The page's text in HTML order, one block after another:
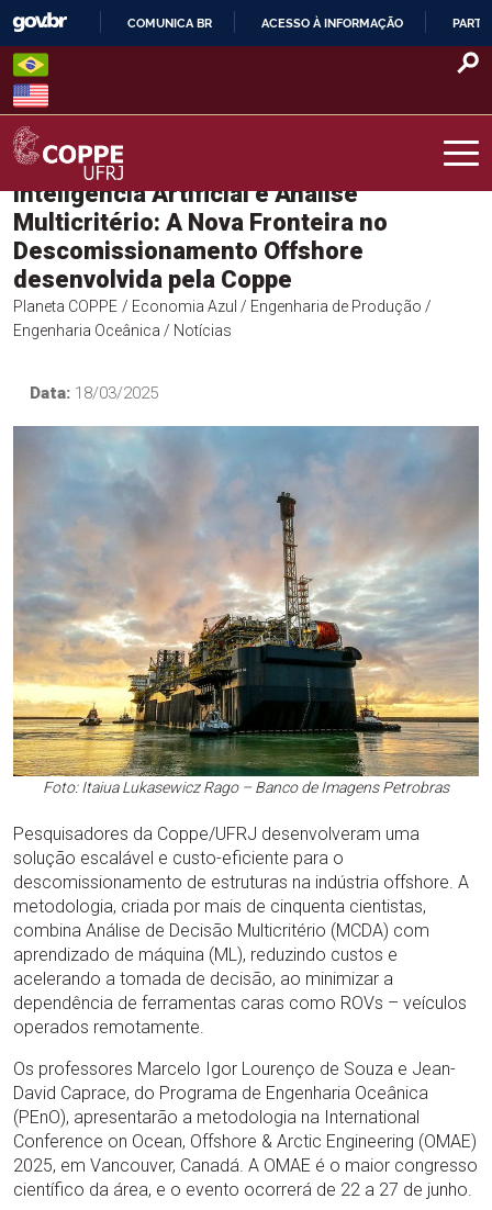
Skip
content
O
COMUNICA BR ACESSO À INFORMAÇÃO
COPPE – UFRJ
Inteligência Artificial e Análise
Multicritério: A Nova Fronteira no
Descomissionamento Offshore
desenvolvida pela Coppe
Planeta COPPE / Economia Azul / Engenharia de Produção /
Engenharia Oceânica / Notícias
Data: 18/03/2025
Foto: Itaiua Lukasewicz Rago – Banco de Imagens Petrobras
Pesquisadores da Coppe/UFRJ desenvolveram uma
solução escalável e custo-eficiente para o
descomissionamento de estruturas na indústria offshore. A
metodologia, criada por mais de cinquenta cientistas,
combina Análise de Decisão Multicritério (MCDA) com
aprendizado de máquina (ML), reduzindo custos e
acelerando a tomada de decisão, ao minimizar a
dependência de ferramentas caras como ROVs – veículos
operados remotamente.
Os professores Marcelo Igor Lourenço de Souza e Jean-
David Caprace, do Programa de Engenharia Oceânica
(PEnO), apresentarão a metodologia na International
Conference on Ocean, Offshore & Arctic Engineering (OMAE)
2025, em Vancouver, Canadá. A OMAE é o maior congresso
científico da área, e o evento ocorrerá de 22 a 27 de junho.